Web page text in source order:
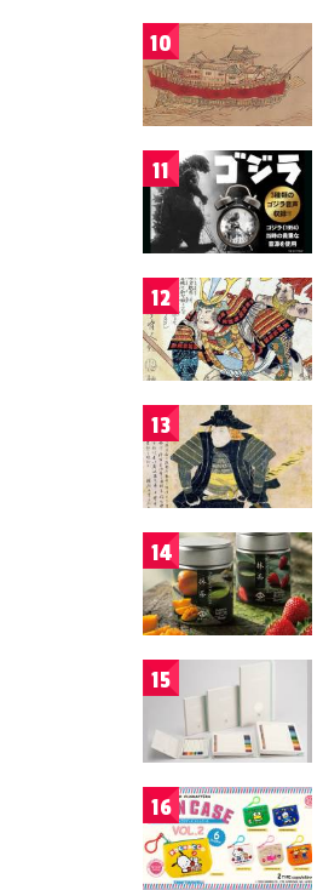
10
11
12
13
14
15
16